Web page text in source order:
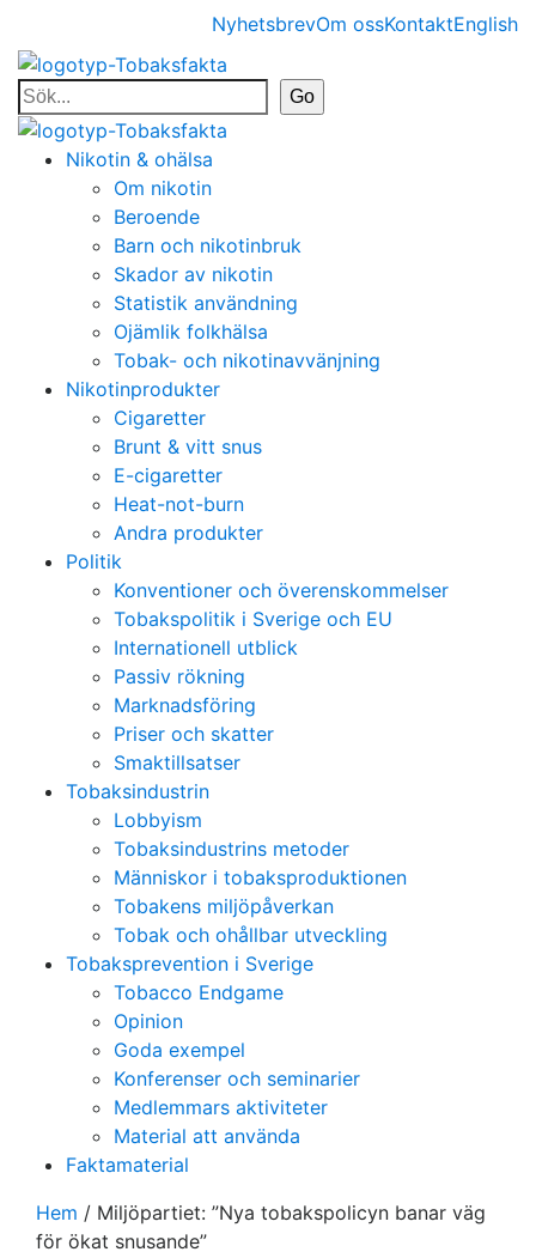
NyhetsbrevOm ossKontaktEnglish
Nikotin & ohälsa
Om nikotin
Beroende
Barn och nikotinbruk
Skador av nikotin
Statistik användning
Ojämlik folkhälsa
Tobak- och nikotinavvänjning
Nikotinprodukter
Cigaretter
Brunt & vitt snus
E-cigaretter
Heat-not-burn
Andra produkter
Politik
Konventioner och överenskommelser
Tobakspolitik i Sverige och EU
Internationell utblick
Passiv rökning
Marknadsföring
Priser och skatter
Smaktillsatser
Tobaksindustrin
Lobbyism
Tobaksindustrins metoder
Människor i tobaksproduktionen
Tobakens miljöpåverkan
Tobak och ohållbar utveckling
Tobaksprevention i Sverige
Tobacco Endgame
Opinion
Goda exempel
Konferenser och seminarier
Medlemmars aktiviteter
Material att använda
Faktamaterial
Hem / Miljöpartiet: ”Nya tobakspolicyn banar väg
för ökat snusande”